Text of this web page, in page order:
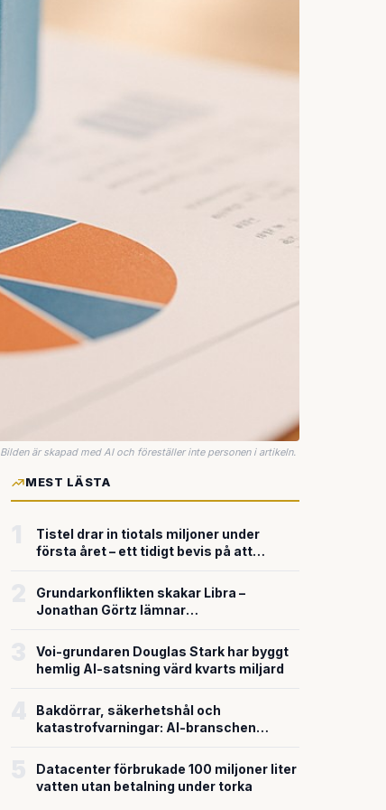
Bilden är skapad med AI och föreställer inte personen i artikeln.
MEST LÄSTA
Tistel drar in tiotals miljoner under
första året – ett tidigt bevis på att
försvarsteknik
Grundarkonflikten skakar Libra –
Jonathan Görtz lämnar
miljardvärderingen
Voi-grundaren Douglas Stark har byggt
hemlig AI-satsning värd kvarts miljard
Bakdörrar, säkerhetshål och
katastrofvarningar: AI-branschen
Datacenter förbrukade 100 miljoner liter
vatten utan betalning under torka